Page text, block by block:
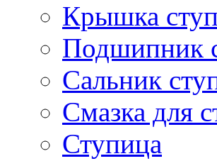
Крышка
Подшипник
Сальник
Смазка для
Ступица